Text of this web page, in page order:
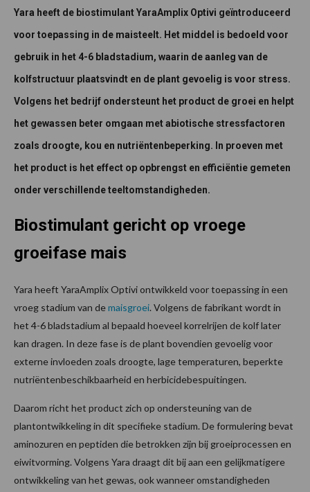
Yara heeft de biostimulant YaraAmplix Optivi geïntroduceerd
voor toepassing in de maisteelt. Het middel is bedoeld voor
gebruik in het 4-6 bladstadium, waarin de aanleg van de
kolfstructuur plaatsvindt en de plant gevoelig is voor stress.
Volgens het bedrijf ondersteunt het product de groei en helpt
het gewassen beter omgaan met abiotische stressfactoren
zoals droogte, kou en nutriëntenbeperking. In proeven met
het product is het effect op opbrengst en efficiëntie gemeten
onder verschillende teeltomstandigheden.
Biostimulant gericht op vroege
groeifase mais
Yara heeft YaraAmplix Optivi ontwikkeld voor toepassing in een
vroeg stadium van demaisgroei. Volgens de fabrikant wordt in
het 4-6 bladstadium al bepaald hoeveel korrelrijen de kolf later
kan dragen. In deze fase is de plant bovendien gevoelig voor
externe invloeden zoals droogte, lage temperaturen, beperkte
nutriëntenbeschikbaarheid en herbicidebespuitingen.
Daarom richt het product zich op ondersteuning van de
plantontwikkeling in dit specifieke stadium. De formulering bevat
aminozuren en peptiden die betrokken zijn bij groeiprocessen en
eiwitvorming. Volgens Yara draagt dit bij aan een gelijkmatigere
ontwikkeling van het gewas, ook wanneer omstandigheden